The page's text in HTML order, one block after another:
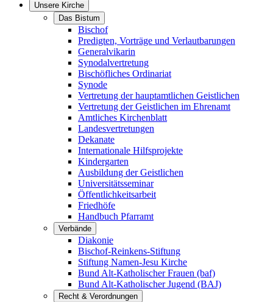
Unsere Kirche
Das Bistum
Bischof
Predigten, Vorträge und Verlautbarungen
Generalvikarin
Synodalvertretung
Bischöfliches Ordinariat
Synode
Vertretung der hauptamtlichen Geistlichen
Vertretung der Geistlichen im Ehrenamt
Amtliches Kirchenblatt
Landesvertretungen
Dekanate
Internationale Hilfsprojekte
Kindergarten
Ausbildung der Geistlichen
Universitätsseminar
Öffentlichkeitsarbeit
Friedhöfe
Handbuch Pfarramt
Verbände
Diakonie
Bischof-Reinkens-Stiftung
Stiftung Namen-Jesu Kirche
Bund Alt-Katholischer Frauen (baf)
Bund Alt-Katholischer Jugend (BAJ)
Recht & Verordnungen